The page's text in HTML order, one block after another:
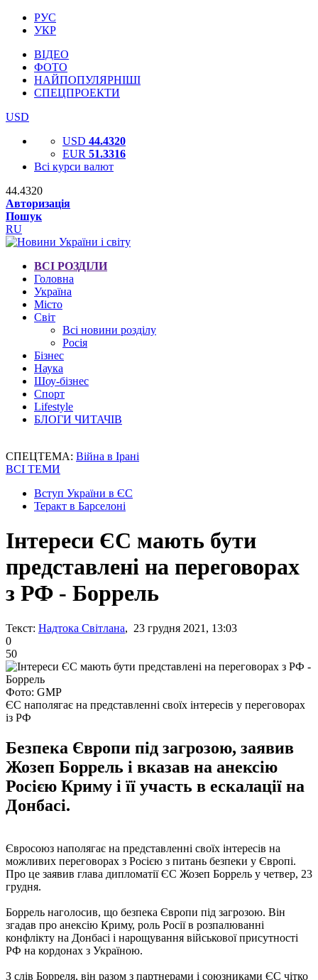
РУС
УКР
ВІДЕО
ФОТО
НАЙПОПУЛЯРНІШІ
СПЕЦПРОЕКТИ
USD
USD 44.4320
EUR 51.3316
Всі курси валют
44.4320
Авторизація
Пошук
RU
ВСІ РОЗДІЛИ
Головна
Україна
Місто
Світ
Всі новини розділу
Росія
Бізнес
Наука
Шоу-бізнес
Спорт
Lifestyle
БЛОГИ ЧИТАЧІВ
СПЕЦТЕМА: Війна в Ірані
ВСІ ТЕМИ
Вступ України в ЄС
Теракт в Барселоні
Інтереси ЄС мають бути
представлені на переговорах
з РФ - Боррель
Текст: Надтока Світлана, 23 грудня 2021, 13:03
0
50
Фото: GMP
ЄС наполягає на представленні своїх інтересів у переговорах
із РФ
Безпека Європи під загрозою, заявив
Жозеп Боррель і вказав на анексію
Росією Криму і її участь в ескалації на
Донбасі.
Євросоюз наполягає на представленні своїх інтересів на
можливих переговорах з Росією з питань безпеки у Європі.
Про це заявив глава дипломатії ЄС Жозеп Боррель у четвер, 23
грудня.
Боррель наголосив, що безпека Європи під загрозою. Він
згадав про анексію Криму, роль Росії в розпалюванні
конфлікту на Донбасі і нарощування військової присутності
РФ на кордонах з Україною.
З слів Борреля, він разом з партнерами і союзниками ЄС чітко